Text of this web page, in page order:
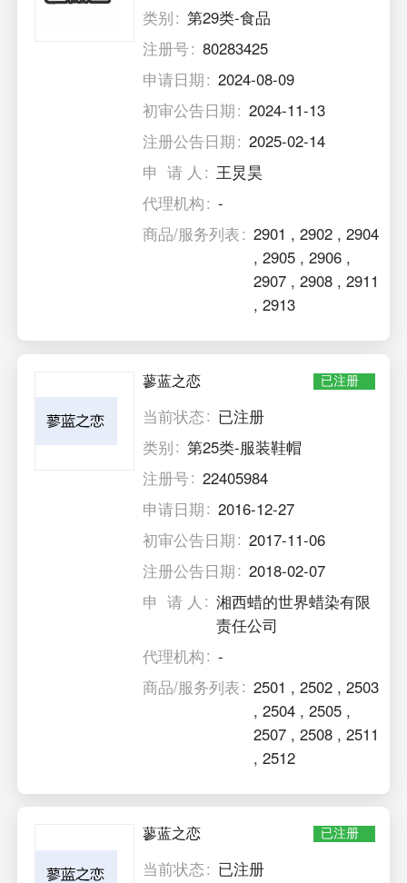
类别
第29类-食品
注册号
80283425
申请日期
2024-08-09
初审公告日期
2024-11-13
注册公告日期
2025-02-14
申 请 人
王炅昊
代理机构
-
商品/服务列表
2901 ,2902 ,2904
,2905 ,2906 ,
2907 ,2908 ,2911
,2913
蓼蓝之恋 已注册
当前状态
已注册
类别
第25类-服装鞋帽
注册号
22405984
申请日期
2016-12-27
初审公告日期
2017-11-06
注册公告日期
2018-02-07
申 请 人
湘西蜡的世界蜡染有限
责任公司
代理机构
-
商品/服务列表
2501 ,2502 ,2503
,2504 ,2505 ,
2507 ,2508 ,2511
,2512
蓼蓝之恋 已注册
当前状态
已注册